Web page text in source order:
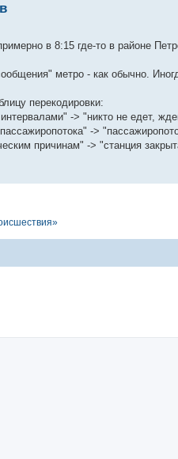
в 8:15 где-то в районе
метро - как обычно.
перекодировки:
-> "никто не едет,
->
причинам" -> "станция